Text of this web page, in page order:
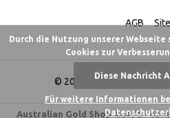
© 2026 - Australian Gold
AGB
Australian Gold Shop 4,84/5-621
Durch die Nutzung unserer Webseite
Cookies zur
Diese Nachricht
Für weitere Informationen